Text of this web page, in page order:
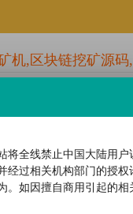
机,区块链挖矿源
usdt充值通道搭建环境：
后台 /admin/index/
将全线禁止中国大陆用
经过相关机构部门的授
。如因擅自商用引起的